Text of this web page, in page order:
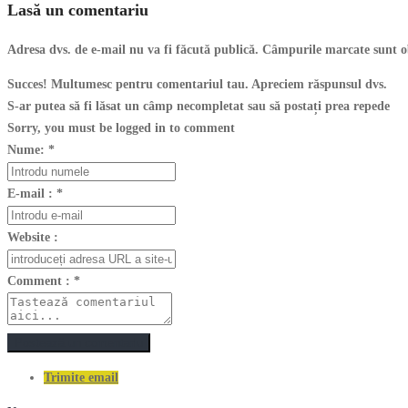
Lasă un comentariu
Adresa dvs. de e-mail nu va fi făcută publică. Câmpurile marcate sunt
Succes! Multumesc pentru comentariul tau. Apreciem răspunsul dvs.
S-ar putea să fi lăsat un câmp necompletat sau să postați prea repede
Sorry, you must be logged in to comment
Nume: *
E-mail : *
Website :
Comment : *
Trimite email